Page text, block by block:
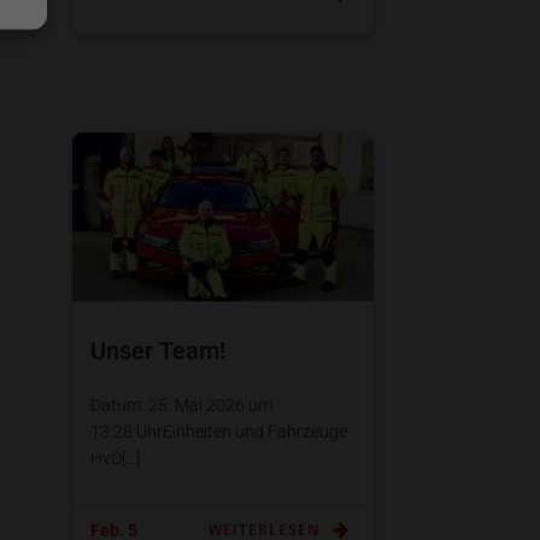
Unser Team!
Datum: 25. Mai 2026 um
13:28 UhrEinheiten und Fahrzeuge:
HvO[…]
Feb. 5 WEITERLESEN